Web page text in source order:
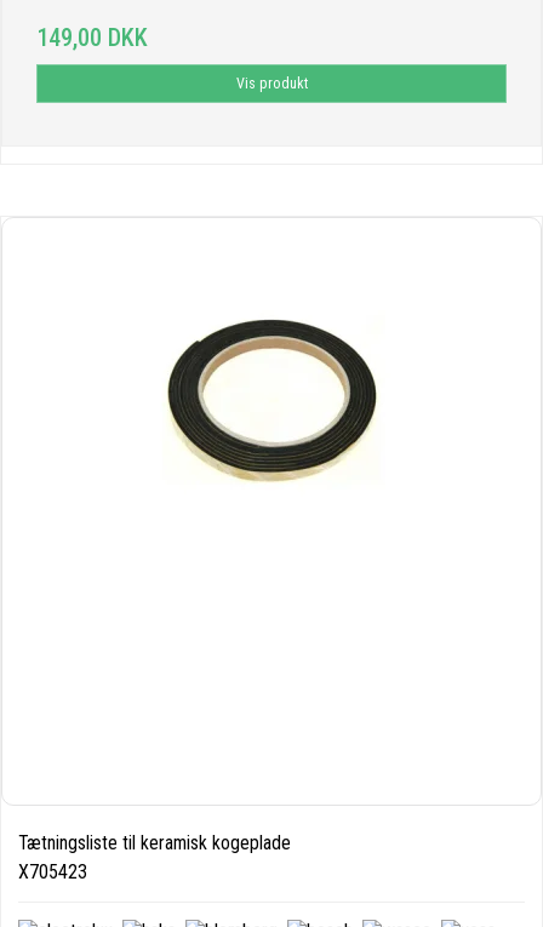
149,00 DKK
Vis produkt
Tætningsliste til keramisk kogeplade
X705423